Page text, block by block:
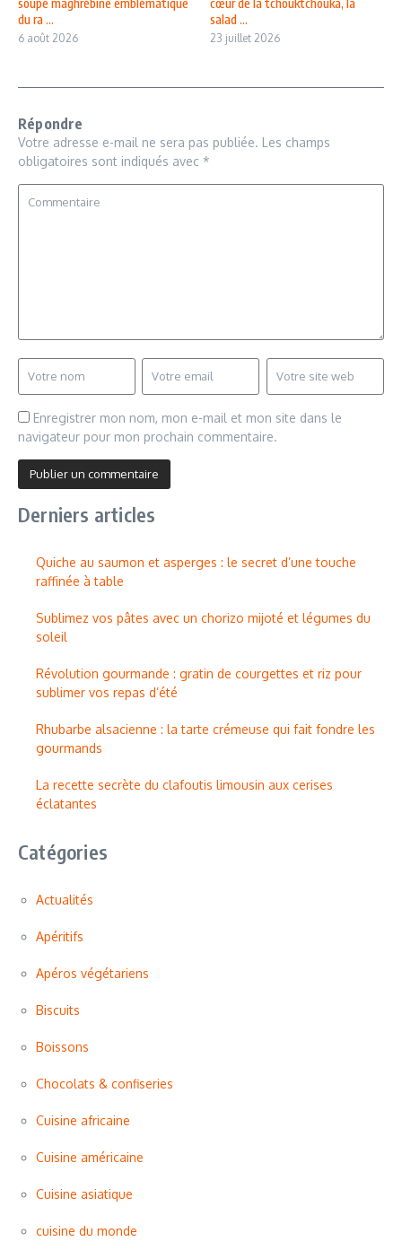
soupe maghrébine emblématique
du ra ...
6 août 2026
cœur de la tchouktchouka, la
salad ...
23 juillet 2026
Répondre
Votre adresse e-mail ne sera pas publiée. Les champs
obligatoires sont indiqués avec *
Enregistrer mon nom, mon e-mail et mon site dans le
navigateur pour mon prochain commentaire.
Derniers articles
Quiche au saumon et asperges : le secret d’une touche
raffinée à table
Sublimez vos pâtes avec un chorizo mijoté et légumes du
soleil
Révolution gourmande : gratin de courgettes et riz pour
sublimer vos repas d’été
Rhubarbe alsacienne : la tarte crémeuse qui fait fondre les
gourmands
La recette secrète du clafoutis limousin aux cerises
éclatantes
Catégories
Actualités
Apéritifs
Apéros végétariens
Biscuits
Boissons
Chocolats & confiseries
Cuisine africaine
Cuisine américaine
Cuisine asiatique
cuisine du monde